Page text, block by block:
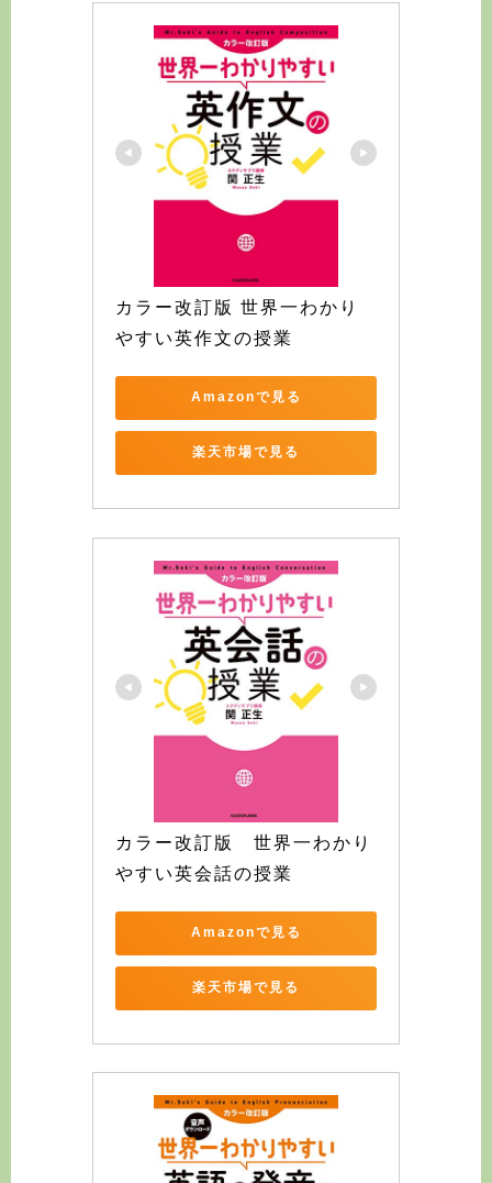
カラー改訂版 世界一わかり
やすい英作文の授業
Amazonで見る
楽天市場で見る
カラー改訂版　世界一わかり
やすい英会話の授業
Amazonで見る
楽天市場で見る